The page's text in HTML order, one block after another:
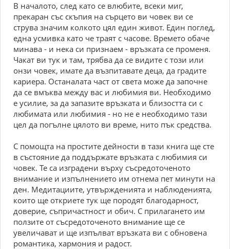
В началото, след като се влюбите, всеки миг,
прекаран със скъпия на сърцето ви човек ви се
струва значим колкото цял един живот. Един поглед,
една усмивка като че траят с часове. Времето обаче
минава - и нека си признаем - връзката се променя.
Чакат ви тук и там, трябва да се видите с този или
онзи човек, имате да възпитавате деца, да градите
кариера. Останалата част от света може да започне
да се вмъква между вас и любимия ви. Необходимо
е усилие, за да запазите връзката и близостта си с
любимата или любимия - но не е необходимо тази
цел да погълне цялото ви време, нито пък средства.
С помощта на простите дейности в тази книга ще сте
в състояние да поддържате връзката с любимия си
човек. Те са изградени върху съсредоточеното
внимание и изпълнението им отнема пет минути на
ден. Медитациите, утвържденията и наблюденията,
които ще откриете тук ще породят благодарност,
доверие, съпричастност и обич. С прилагането им
ползите от съсредоточеното внимание ще се
увеличават и ще изпълват връзката ви с обновена
романтика, хармония и радост.